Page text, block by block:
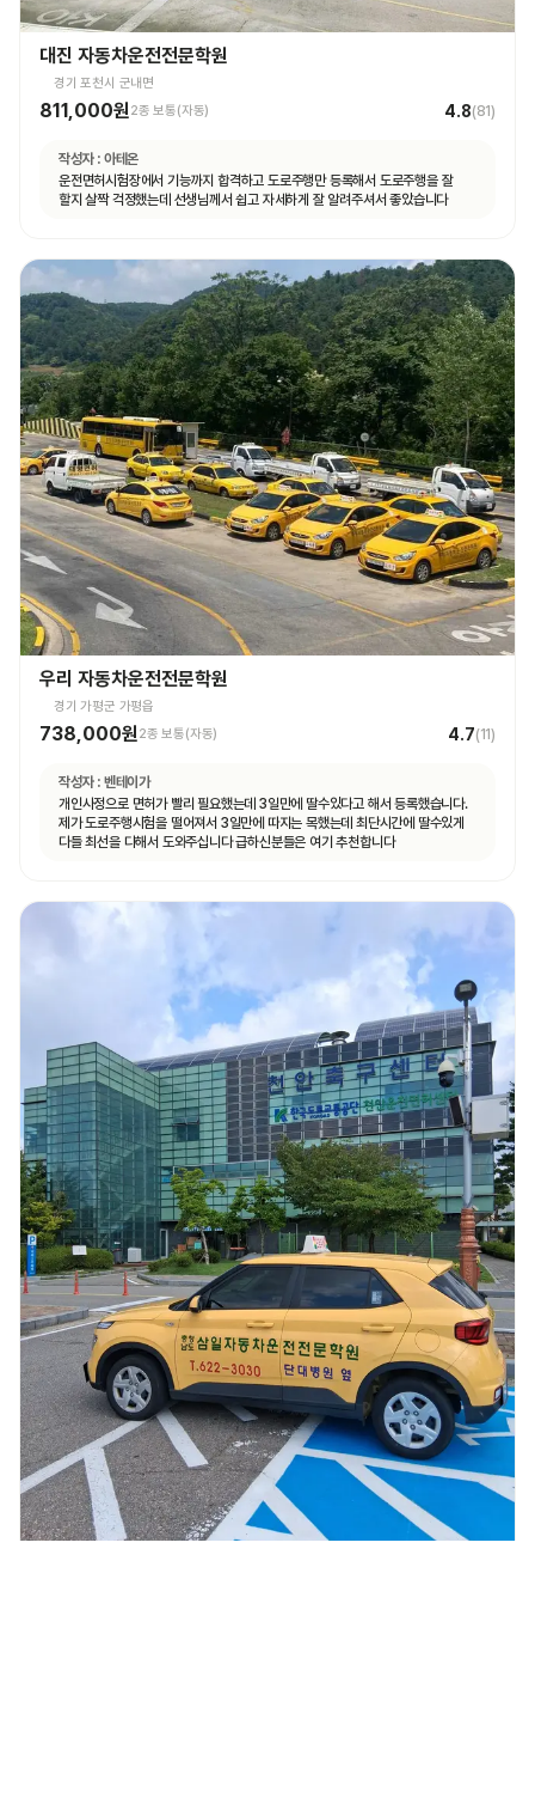
대진 자동차운전전문학원
경기 포천시 군내면
811,000원2종 보통(자동) 4.8(81)
작성자 : 아테온
운전면허시험장에서 기능까지 합격하고 도로주행만 등록해서 도로주행을 잘
할지 살짝 걱정했는데 선생님께서 쉽고 자세하게 잘 알려주셔서 좋았습니다
우리 자동차운전전문학원
경기 가평군 가평읍
738,000원2종 보통(자동) 4.7(11)
작성자 : 벤테이가
개인사정으로 면허가 빨리 필요했는데 3일만에 딸수있다고 해서 등록했습니다.
제가 도로주행시험을 떨어져서 3일만에 따지는 목했는데 최단시간에 딸수있게
다들 최선을 다해서 도와주십니다 급하신분들은 여기 추천합니다